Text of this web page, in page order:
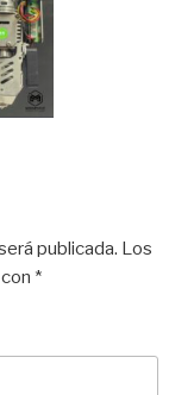
publicada. Los
*